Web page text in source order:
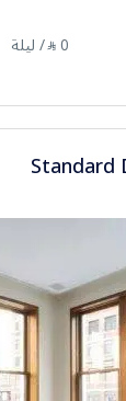
0
⃁/ ليلة
Standard